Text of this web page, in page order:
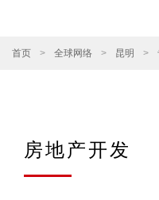
首页 > 全球网络 > 昆明 >
房地产开发